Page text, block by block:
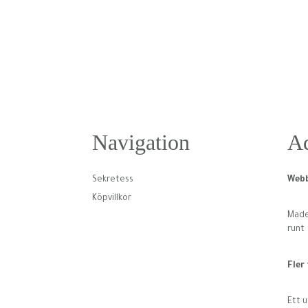
Navigation
Sekretess
Köpvillkor
runt
Fler
Ett